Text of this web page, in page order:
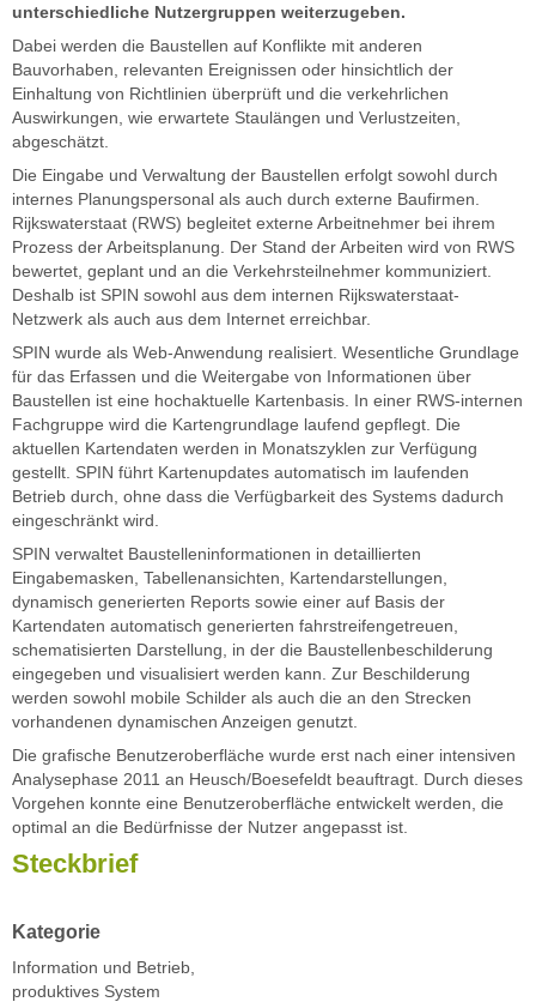
unterschiedliche Nutzergruppen weiterzugeben.
Dabei werden die Baustellen auf Konflikte mit anderen
Bauvorhaben, relevanten Ereignissen oder hinsichtlich der
Einhaltung von Richtlinien überprüft und die verkehrlichen
Auswirkungen, wie erwartete Staulängen und Verlustzeiten,
abgeschätzt.
Die Eingabe und Verwaltung der Baustellen erfolgt sowohl durch
internes Planungspersonal als auch durch externe Baufirmen.
Rijkswaterstaat (RWS) begleitet externe Arbeitnehmer bei ihrem
Prozess der Arbeitsplanung. Der Stand der Arbeiten wird von RWS
bewertet, geplant und an die Verkehrsteilnehmer kommuniziert.
Deshalb ist SPIN sowohl aus dem internen Rijkswaterstaat-
Netzwerk als auch aus dem Internet erreichbar.
SPIN wurde als Web-Anwendung realisiert. Wesentliche Grundlage
für das Erfassen und die Weitergabe von Informationen über
Baustellen ist eine hochaktuelle Kartenbasis. In einer RWS-internen
Fachgruppe wird die Kartengrundlage laufend gepflegt. Die
aktuellen Kartendaten werden in Monatszyklen zur Verfügung
gestellt. SPIN führt Kartenupdates automatisch im laufenden
Betrieb durch, ohne dass die Verfügbarkeit des Systems dadurch
eingeschränkt wird.
SPIN verwaltet Baustelleninformationen in detaillierten
Eingabemasken, Tabellenansichten, Kartendarstellungen,
dynamisch generierten Reports sowie einer auf Basis der
Kartendaten automatisch generierten fahrstreifengetreuen,
schematisierten Darstellung, in der die Baustellenbeschilderung
eingegeben und visualisiert werden kann. Zur Beschilderung
werden sowohl mobile Schilder als auch die an den Strecken
vorhandenen dynamischen Anzeigen genutzt.
Die grafische Benutzeroberfläche wurde erst nach einer intensiven
Analysephase 2011 an Heusch/Boesefeldt beauftragt. Durch dieses
Vorgehen konnte eine Benutzeroberfläche entwickelt werden, die
optimal an die Bedürfnisse der Nutzer angepasst ist.
Steckbrief
Kategorie
Information und Betrieb,
produktives System